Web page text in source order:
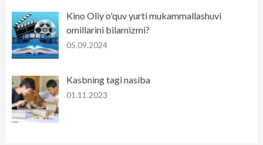
Kino Oliy o'quv yurti mukammallashuvi
omillarini bilamizmi?
05.09.2024
Kasbning tagi nasiba
01.11.2023